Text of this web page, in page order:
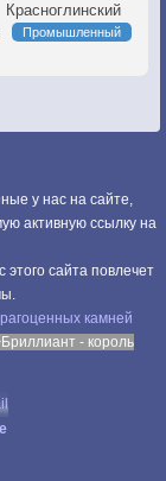
Красноглинский
Промышленный
у нас на сайте,
активную ссылку на
сайта повлечет
камней
- король